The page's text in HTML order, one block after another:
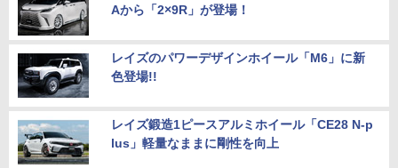
Aから「2×9R」が登場！
レイズのパワーデザインホイール「M6」に新
色登場!!
レイズ鍛造1ピースアルミホイール「CE28 N-p
lus」軽量なままに剛性を向上